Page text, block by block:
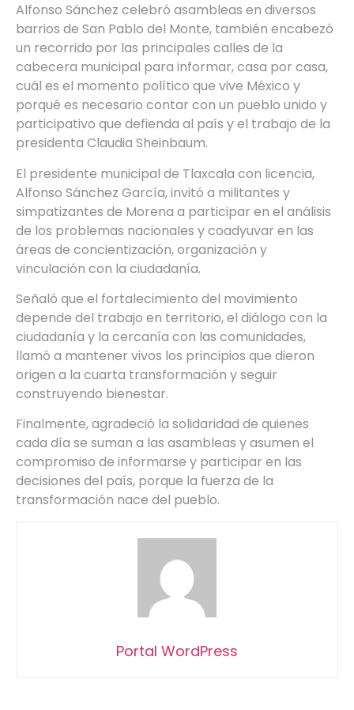
Alfonso Sánchez celebró asambleas en diversos
barrios de San Pablo del Monte, también encabezó
un recorrido por las principales calles de la
cabecera municipal para informar, casa por casa,
cuál es el momento político que vive México y
porqué es necesario contar con un pueblo unido y
participativo que defienda al país y el trabajo de la
presidenta Claudia Sheinbaum.
El presidente municipal de Tlaxcala con licencia,
Alfonso Sánchez García, invitó a militantes y
simpatizantes de Morena a participar en el análisis
de los problemas nacionales y coadyuvar en las
áreas de concientización, organización y
vinculación con la ciudadanía.
Señaló que el fortalecimiento del movimiento
depende del trabajo en territorio, el diálogo con la
ciudadanía y la cercanía con las comunidades,
llamó a mantener vivos los principios que dieron
origen a la cuarta transformación y seguir
construyendo bienestar.
Finalmente, agradeció la solidaridad de quienes
cada día se suman a las asambleas y asumen el
compromiso de informarse y participar en las
decisiones del país, porque la fuerza de la
transformación nace del pueblo.
Portal WordPress